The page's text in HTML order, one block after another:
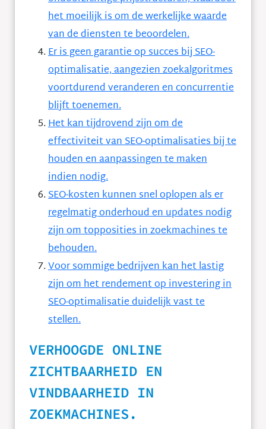
het moeilijk is om de werkelijke waarde
van de diensten te beoordelen.
Er is geen garantie op succes bij SEO-
optimalisatie, aangezien zoekalgoritmes
voortdurend veranderen en concurrentie
blijft toenemen.
Het kan tijdrovend zijn om de
effectiviteit van SEO-optimalisaties bij te
houden en aanpassingen te maken
indien nodig.
SEO-kosten kunnen snel oplopen als er
regelmatig onderhoud en updates nodig
zijn om topposities in zoekmachines te
behouden.
Voor sommige bedrijven kan het lastig
zijn om het rendement op investering in
SEO-optimalisatie duidelijk vast te
stellen.
VERHOOGDE ONLINE
ZICHTBAARHEID EN
VINDBAARHEID IN
ZOEKMACHINES.